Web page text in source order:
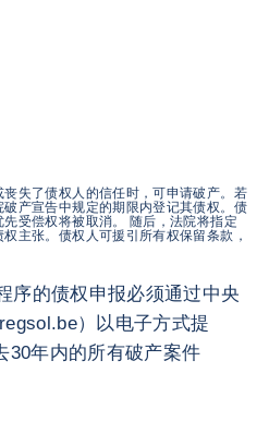
失了债权人的信任时，可申请破产。若
产宣告中规定的期限内登记其债权。债
受偿权将被取消。 随后，法院将指定
主张。债权人可援引所有权保留条款，
序的债权申报必须通过中央
）以电子方式提
30年内的所有破产案件